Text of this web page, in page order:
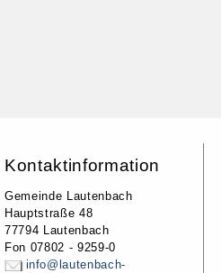
Kontaktinformation
Gemeinde Lautenbach
Hauptstraße 48
77794 Lautenbach
Fon 07802 - 9259-0
info@lautenbach-